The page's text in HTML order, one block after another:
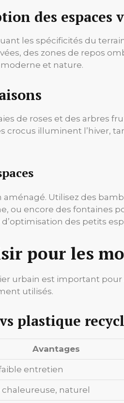
des espaces
les spécificités du
des zones de repos
et nature.
de roses et des arbres
crocus illuminent l’hiver,
Utilisez des
ou encore des fontaines
des petits
pour les
urbain est important
utilisés.
plastique
Avantages
entretien
naturel